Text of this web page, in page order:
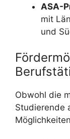
ASA-
mit
und
Obwohl die
Studierende